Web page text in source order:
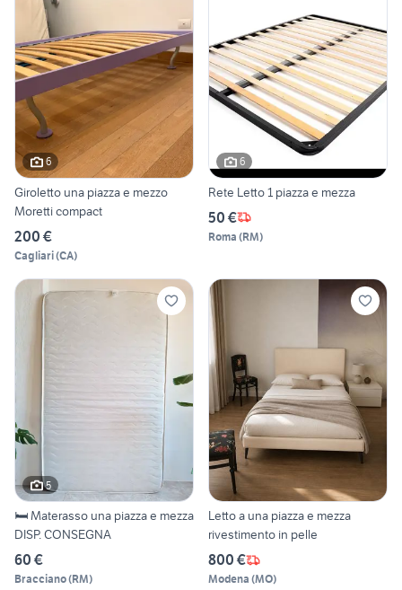
6
Giroletto una piazza e mezzo
Moretti compact
200 €
Cagliari(CA)
6
Rete Letto 1 piazza e mezza
50 €
Roma (RM)
5
🛏️ Materasso una piazza e mezza
DISP. CONSEGNA
60 €
Bracciano(RM)
Letto a una piazza e mezza
rivestimento in pelle
800 €
Modena (MO)